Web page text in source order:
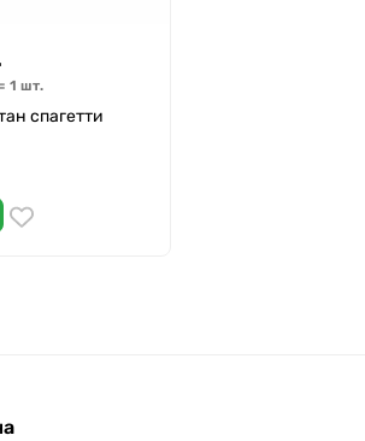
1 шт.
спагетти